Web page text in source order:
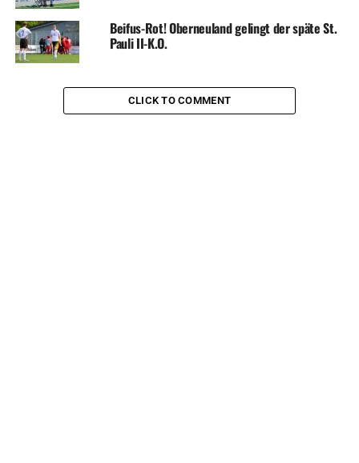
Beifus-Rot! Oberneuland gelingt der späte St.
Pauli II-K.O.
CLICK TO COMMENT